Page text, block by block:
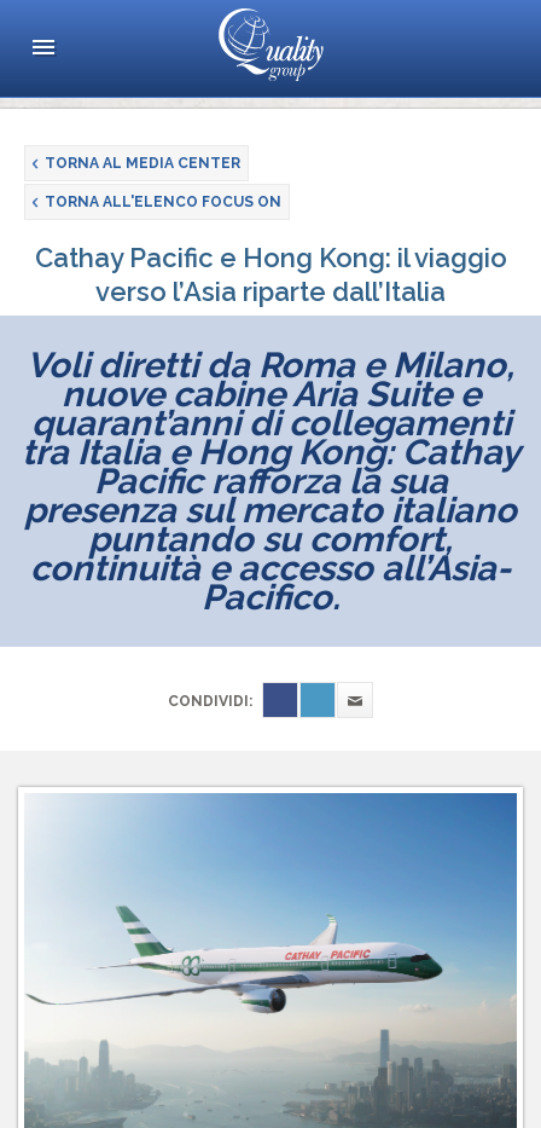
TORNA AL MEDIA CENTER
TORNA ALL'ELENCO FOCUS ON
Cathay Pacific e Hong Kong: il viaggio
verso l’Asia riparte dall’Italia
Voli diretti da Roma e Milano,
nuove cabine Aria Suite e
quarant’anni di collegamenti
tra Italia e Hong Kong: Cathay
Pacific rafforza la sua
presenza sul mercato italiano
puntando su comfort,
continuità e accesso all’Asia-
Pacifico.
CONDIVIDI: